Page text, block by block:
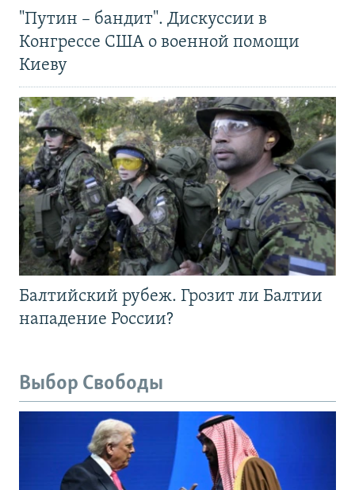
"Путин – бандит". Дискуссии в
Конгрессе США о военной помощи
Киеву
Балтийский рубеж. Грозит ли Балтии
нападение России?
Выбор Свободы